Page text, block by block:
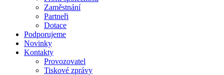
Zaměstnání
Partneři
Dotace
Podporujeme
Novinky
Kontakty
Provozovatel
Tiskové zprávy